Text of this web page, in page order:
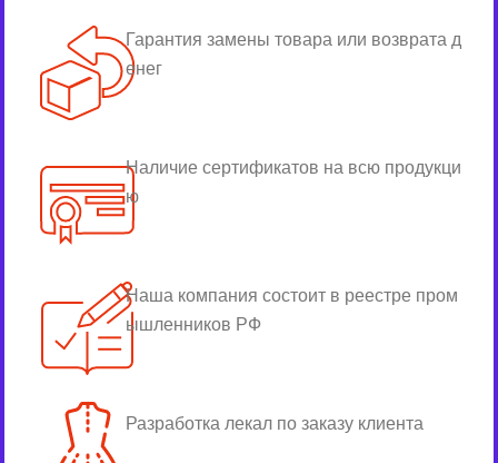
Гарантия замены товара или возврата д
енег
Наличие сертификатов на всю продукци
ю
Наша компания состоит в реестре пром
ышленников РФ
Разработка лекал по заказу клиента